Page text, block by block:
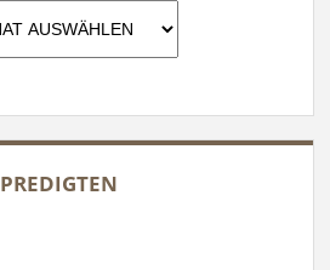
PREDIGTEN